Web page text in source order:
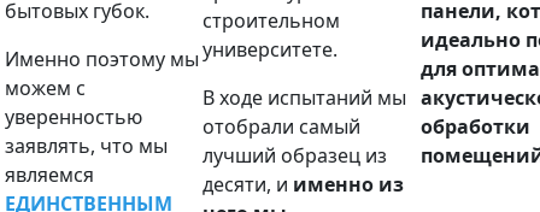
бытовых губок.
Именно поэтому мы
можем с
уверенностью
заявлять, что мы
являемся
ЕДИНСТВЕННЫМ
строительном
университете.
В ходе испытаний мы
отобрали самый
лучший образец из
десяти, и именно из
панели,
идеально
для
обработки